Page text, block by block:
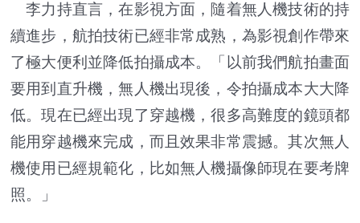
李力持直言，在影視方面，隨着無人機技術的持
續進步，航拍技術已經非常成熟，為影視創作帶來
了極大便利並降低拍攝成本。「以前我們航拍畫面
要用到直升機，無人機出現後，令拍攝成本大大降
低。現在已經出現了穿越機，很多高難度的鏡頭都
能用穿越機來完成，而且效果非常震撼。其次無人
機使用已經規範化，比如無人機攝像師現在要考牌
照。」